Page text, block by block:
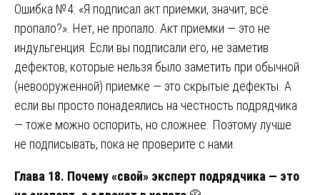
Ошибка №4: «Я подписал акт приемки, значит, всё
пропало?». Нет, не пропало. Акт приемки — это не
индульгенция. Если вы подписали его, не заметив
дефектов, которые нельзя было заметить при обычной
(невооруженной) приемке — это скрытые дефекты. А
если вы просто понадеялись на честность подрядчика
— тоже можно оспорить, но сложнее. Поэтому лучше
не подписывать, пока не проверите с нами.
Глава 18. Почему «свой» эксперт подрядчика — это